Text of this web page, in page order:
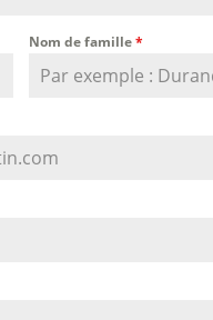
Nom de famille*